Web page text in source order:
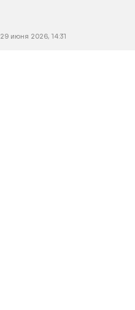
29 июня 2026, 14:31